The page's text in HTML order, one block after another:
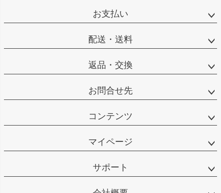
お支払い
配送・送料
返品・交換
お問合せ先
コンテンツ
マイページ
サポート